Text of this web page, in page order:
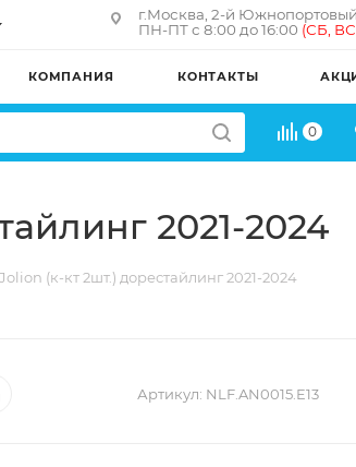
г.Москва, 2-й Южнопортовый
ПН-ПТ с 8:00 до 16:00 (СБ, ВС
КОМПАНИЯ КОНТАКТЫ
0
2021-2024
(к-кт 2шт.) дорестайлинг 2021-2024
Артикул: NLF.AN0015.E13